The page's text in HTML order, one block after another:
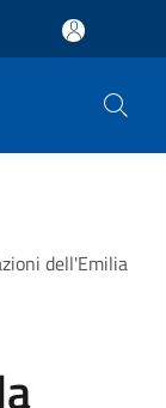
dell'Emilia